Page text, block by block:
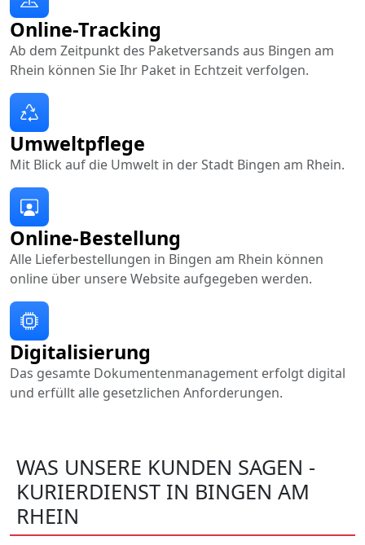
Online-Bestellung
Alle Lieferbestellungen in Bingen am Rhein können
online über unsere Website aufgegeben werden.
Online-Tracking
Ab dem Zeitpunkt des Paketversands aus Bingen am
Rhein können Sie Ihr Paket in Echtzeit verfolgen.
Digitalisierung
Das gesamte Dokumentenmanagement erfolgt digital
und erfüllt alle gesetzlichen Anforderungen.
Umweltpflege
Mit Blick auf die Umwelt in der Stadt Bingen am Rhein.
WAS UNSERE KUNDEN SAGEN -
KURIERDIENST IN BINGEN AM
RHEIN